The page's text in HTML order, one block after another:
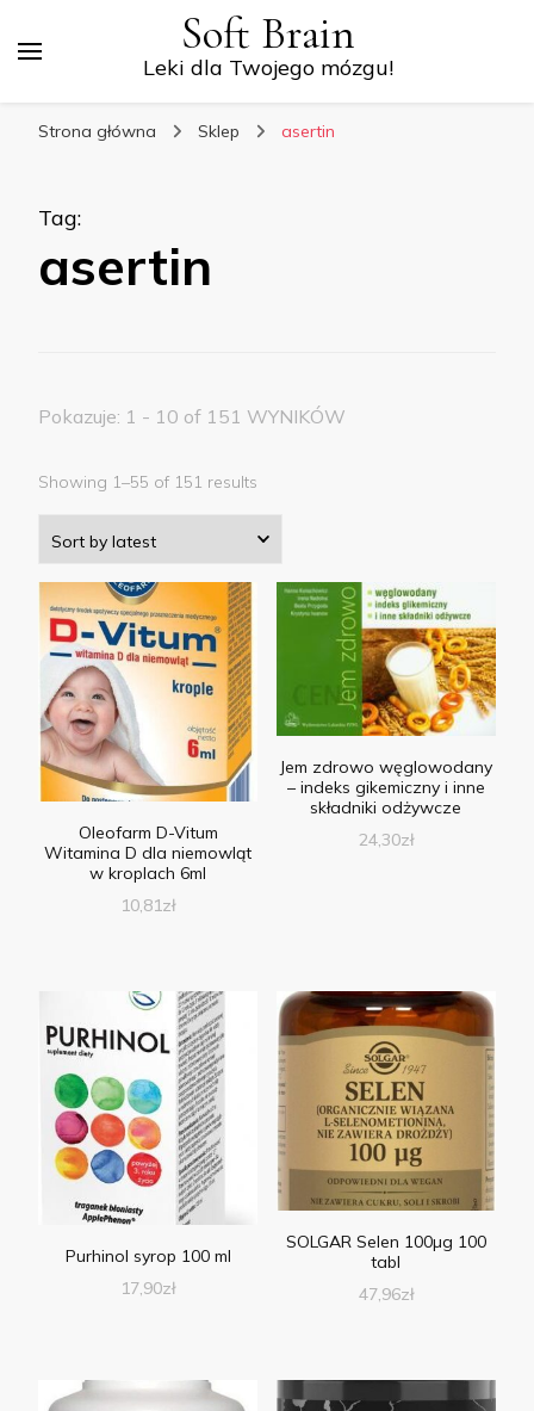
Soft Brain
Leki dla Twojego mózgu!
Strona główna Sklep asertin
Tag:
asertin
Pokazuje: 1 - 10 of 151 WYNIKÓW
Showing 1–55 of 151 results
Oleofarm D-Vitum
Witamina D dla niemowląt
w kroplach 6ml
10,81zł
Jem zdrowo węglowodany
– indeks gikemiczny i inne
składniki odżywcze
24,30zł
Purhinol syrop 100 ml
17,90zł
SOLGAR Selen 100µg 100
tabl
47,96zł